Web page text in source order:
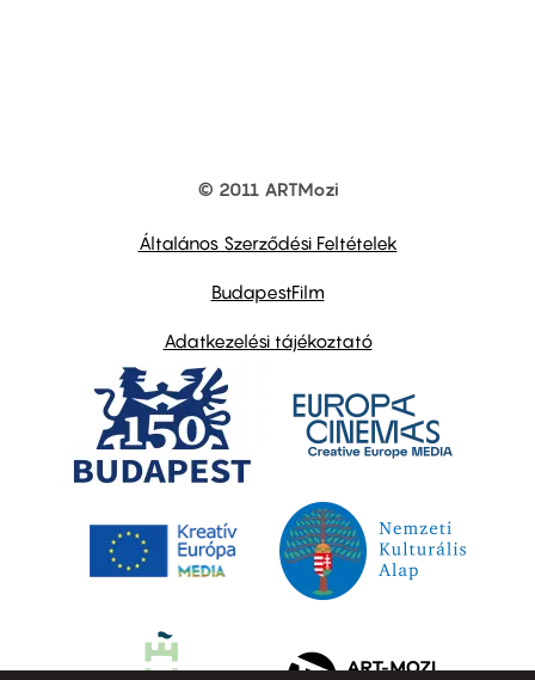
© 2011 ARTMozi
Általános Szerződési Feltételek
BudapestFilm
Adatkezelési tájékoztató